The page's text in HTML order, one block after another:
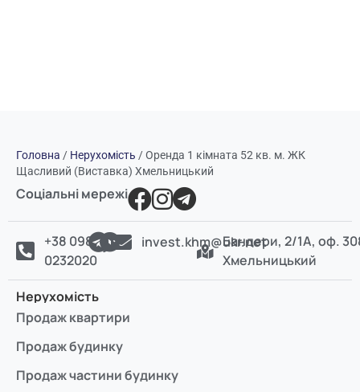
Головна / Нерухомість /Оренда 1 кімната 52 кв. м. ЖК
Щасливий (Виставка) Хмельницький
Соціальні мережі
+38 098
0232020
invest.khm@ukr.netБандери, 2/1А, оф.
Хмельницький
Нерухомість
Продаж квартири
Продаж будинку
Продаж частини будинку